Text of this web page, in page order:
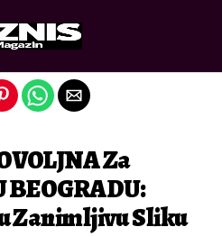
Za
Zanimljivu Sliku
version